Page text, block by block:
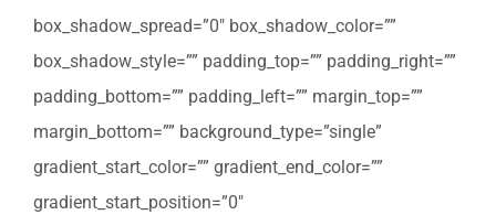
box_shadow_spread=”0″ box_shadow_color=””
box_shadow_style=”” padding_top=”” padding_right=””
padding_bottom=”” padding_left=”” margin_top=””
margin_bottom=”” background_type=”single”
gradient_start_color=”” gradient_end_color=””
gradient_start_position=”0″